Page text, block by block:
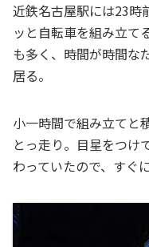
近鉄名古屋駅には23時
ッと自転車を組み立て
も多く、時間が時間な
居る。
小一時間で組み立てと
とっ走り。目星をつけ
わっていたので、すぐ